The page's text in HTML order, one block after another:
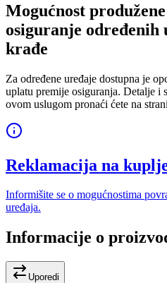
Mogućnost
osiguranje određenih
krađe
Za određene uređaje dostupna je
uplatu premije osiguranja. Detalje i
ovom uslugom pronaći ćete na strani
Reklamacija na
Informišite se o mogućnostima
uređaja.
Informacije o
Uporedi